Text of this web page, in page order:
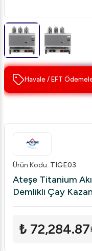
Havale / EFT
Ürün Kodu: TIGE03
Ateşe Titanium
Demlikli Çay
₺ 72,284.87